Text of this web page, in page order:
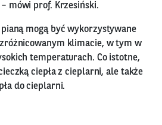
mówi prof. Krzesiński.
mogą być wykorzystywane
klimacie, w tym w
temperaturach. Co istotne,
ciepła z cieplarni, ale także
do cieplarni.